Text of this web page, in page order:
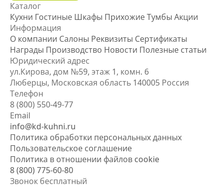
Каталог
Кухни Гостиные Шкафы ПрихожиеТумбы Акции
Информация
О компании Салоны Реквизиты Сертификаты
Награды Производство Новости Полезные статьи
Юридический адрес
ул.Кирова, дом №59, этаж 1, комн. 6
Люберцы, Московская область 140005 Россия
Телефон
8 (800) 550-49-77
Email
info@kd-kuhni.ru
Политика обработки персональных данных
Пользовательское соглашение
Политика в отношении файлов cookie
8 (800) 775-60-80
Звонок бесплатный